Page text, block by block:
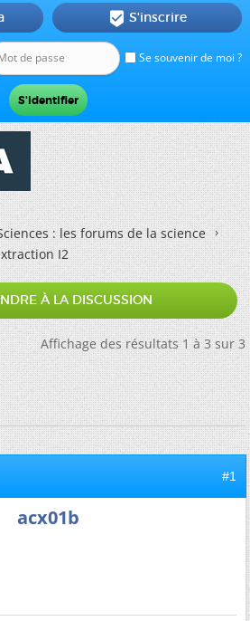
Se souvenir de moi ?
 S'inscrire
: les forums de la science
I2
À LA DISCUSSION
Affichage des résultats 1 à 3 sur 3
#1
acx01b